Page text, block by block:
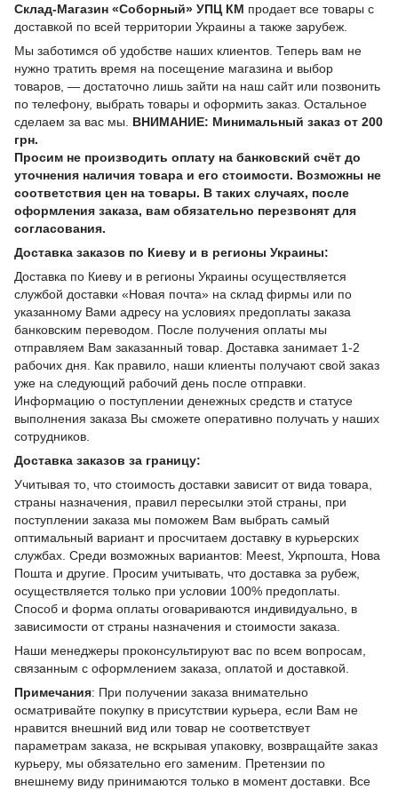
Склад-Магазин «Соборный» УПЦ КМ продает все товары с
доставкой по всей территории Украины а также зарубеж.
Мы заботимся об удобстве наших клиентов. Теперь вам не
нужно тратить время на посещение магазина и выбор
товаров, — достаточно лишь зайти на наш сайт или позвонить
по телефону, выбрать товары и оформить заказ. Остальное
сделаем за вас мы. ВНИМАНИЕ: Минимальный заказ от 200
грн.
Просим не производить оплату на банковский счёт до
уточнения наличия товара и его стоимости. Возможны не
соответствия цен на товары. В таких случаях, после
оформления заказа, вам обязательно перезвонят для
согласования.
Доставка заказов по Киеву и в регионы Украины:
Доставка по Киеву и в регионы Украины осуществляется
службой доставки «Новая почта» на склад фирмы или по
указанному Вами адресу на условиях предоплаты заказа
банковским переводом. После получения оплаты мы
отправляем Вам заказанный товар. Доставка занимает 1-2
рабочих дня. Как правило, наши клиенты получают свой заказ
уже на следующий рабочий день после отправки.
Информацию о поступлении денежных средств и статусе
выполнения заказа Вы сможете оперативно получать у наших
сотрудников.
Доставка заказов за границу:
Учитывая то, что стоимость доставки зависит от вида товара,
страны назначения, правил пересылки этой страны, при
поступлении заказа мы поможем Вам выбрать самый
оптимальный вариант и просчитаем доставку в курьерских
службах. Среди возможных вариантов: Meest, Укрпошта, Нова
Пошта и другие. Просим учитывать, что доставка за рубеж,
осуществляется только при условии 100% предоплаты.
Способ и форма оплаты оговариваются индивидуально, в
зависимости от страны назначения и стоимости заказа.
Наши менеджеры проконсультируют вас по всем вопросам,
связанным с оформлением заказа, оплатой и доставкой.
Примечания: При получении заказа внимательно
осматривайте покупку в присутствии курьера, если Вам не
нравится внешний вид или товар не соответствует
параметрам заказа, не вскрывая упаковку, возвращайте заказ
курьеру, мы обязательно его заменим. Претензии по
внешнему виду принимаются только в момент доставки. Все